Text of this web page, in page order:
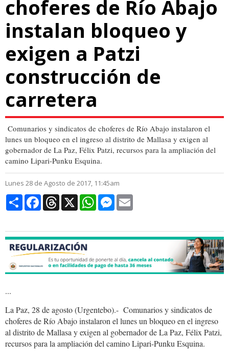
choferes de Río Abajo
instalan bloqueo y
exigen a Patzi
construcción de
carretera
Comunarios y sindicatos de choferes de Río Abajo instalaron el
lunes un bloqueo en el ingreso al distrito de Mallasa y exigen al
gobernador de La Paz, Félix Patzi, recursos para la ampliación del
camino Lipari-Punku Esquina.
Lunes 28 de Agosto de 2017, 11:45am
CompartirFacebookThreads
X WhatsAppMessenger
...
Urgentebo.foto_.arranque.jpg
La Paz, 28 de agosto (Urgentebo).- Comunarios y sindicatos de
choferes de Río Abajo instalaron el lunes un bloqueo en el ingreso
al distrito de Mallasa y exigen al gobernador de La Paz, Félix Patzi,
recursos para la ampliación del camino Lipari-Punku Esquina.